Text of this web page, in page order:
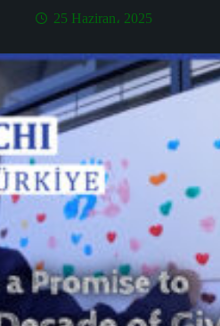
25 Haziran، 2025